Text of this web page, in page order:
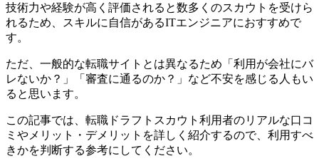
技術力や経験が高く評価されると数多くのスカウトを受けら
れるため、スキルに自信があるITエンジニアにおすすめで
す。
ただ、一般的な転職サイトとは異なるため「利用が会社にバ
レないか？」「審査に通るのか？」など不安を感じる人もい
ると思います。
この記事では、 転職ドラフトスカウト利用者のリアルな口コ
ミやメリット・デメリットを詳しく紹介するので、利用すべ
きかを判断する参考にしてください。